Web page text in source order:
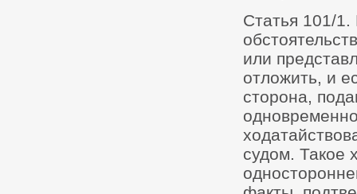
Статья 101/1.
или
отложить, и
сторона,
судом. Такое